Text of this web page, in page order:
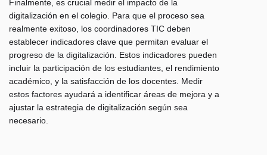
Finalmente, es crucial medir el impacto de la
digitalización en el colegio. Para que el proceso sea
realmente exitoso, los coordinadores TIC deben
establecer indicadores clave que permitan evaluar el
progreso de la digitalización. Estos indicadores pueden
incluir la participación de los estudiantes, el rendimiento
académico, y la satisfacción de los docentes. Medir
estos factores ayudará a identificar áreas de mejora y a
ajustar la estrategia de digitalización según sea
necesario.